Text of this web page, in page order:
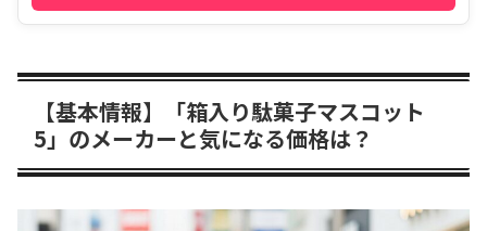
【基本情報】「箱入り駄菓子マスコット
5」のメーカーと気になる価格は？